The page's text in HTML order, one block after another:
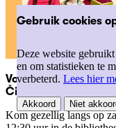
Gebruik cookies
Deze website
en om statistieken te
verbeterd. Lees hier
Akkoord Niet
VoorleesPret in de
Čitanje priča na
Kom gezellig langs op